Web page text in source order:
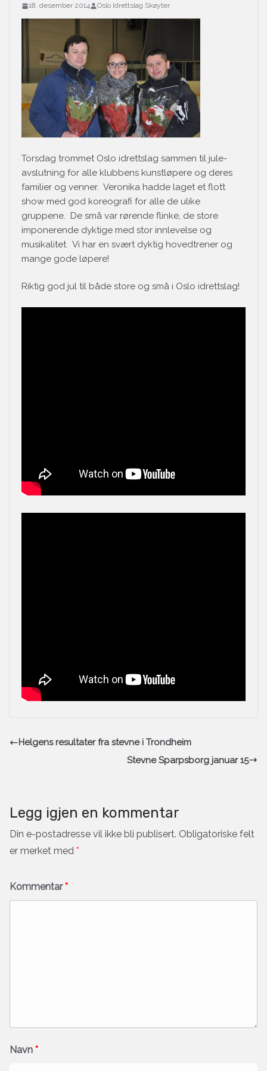
18. desember 2014 Oslo Idrettslag Skøyter
Torsdag trommet Oslo idrettslag sammen til jule-
avslutning for alle klubbens kunstløpere og deres
familier og venner. Veronika hadde laget et flott
show med god koreografi for alle de ulike
gruppene. De små var rørende flinke, de store
imponerende dyktige med stor innlevelse og
musikalitet. Vi har en svært dyktig hovedtrener og
mange gode løpere!
Riktig god jul til både store og små i Oslo idrettslag!
Helgens resultater fra stevne i Trondheim
Stevne Sparpsborg januar 15
Legg igjen en kommentar
Din e-postadresse vil ikke bli publisert. Obligatoriske felt
er merket med *
Kommentar*
Navn *